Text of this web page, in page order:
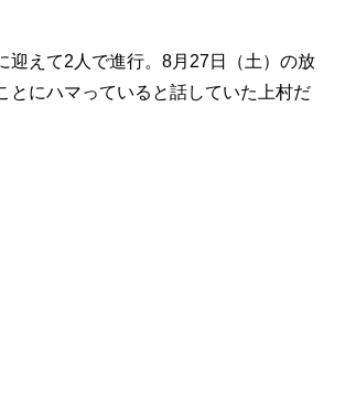
迎えて2人で進行。8月27日（土）の放
とにハマっていると話していた上村だ